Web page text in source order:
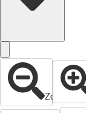
Zoom out